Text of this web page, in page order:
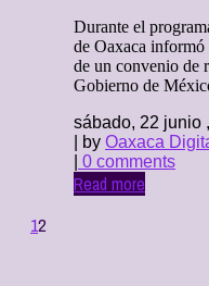
Durante el
de Oaxaca informó
de un convenio de
Gobierno de
sábado, 22 junio
| by Oaxaca
0 comments
Read more
12